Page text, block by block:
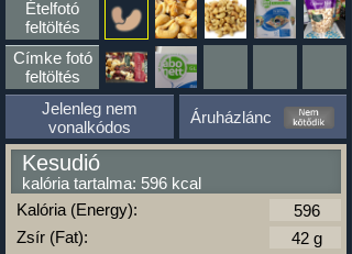
Ételfotó
feltöltés
Címke fotó
feltöltés
Jelenleg nem
vonalkódos
Áruházlánc
Kesudió
kalória tartalma: 596 kcal
Kalória (Energy):
Zsír (Fat):